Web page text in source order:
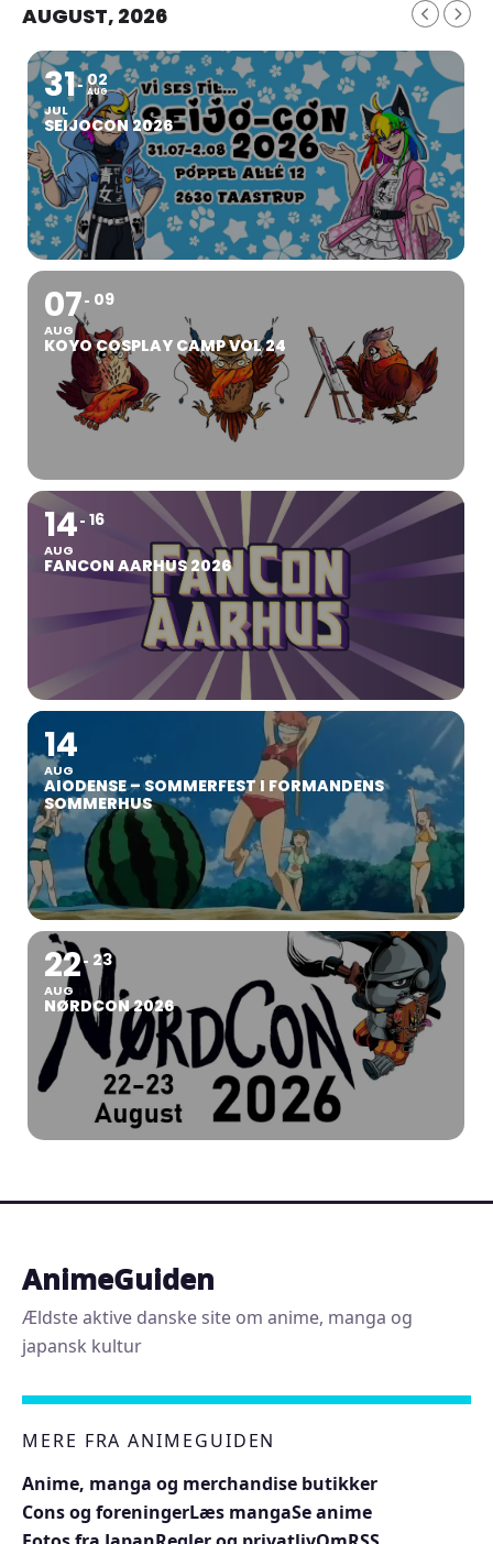
AUGUST, 2026
31
JUL
02
AUG
SEIJOCON 2026
07
AUG
09
KOYO COSPLAY CAMP VOL 24
14
AUG
16
FANCON AARHUS 2026
14
AUG
AIODENSE – SOMMERFEST I FORMANDENS
SOMMERHUS
22
AUG
23
NØRDCON 2026
AnimeGuiden
Ældste aktive danske site om anime, manga og
japansk kultur
MERE FRA ANIMEGUIDEN
Anime, manga og merchandise butikker
Cons og foreningerLæs mangaSe anime